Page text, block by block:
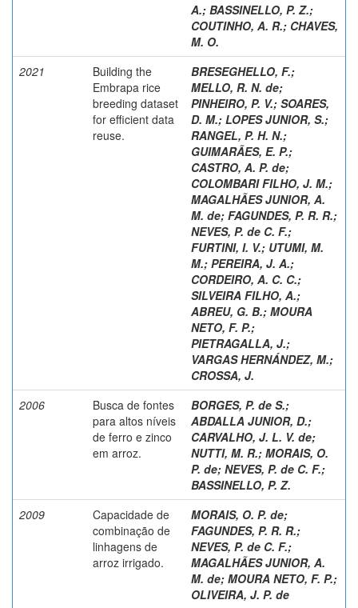
A.; BASSINELLO, P. Z.;
COUTINHO, A. R.; CHAVES,
M. O.
2021
Building the
Embrapa rice
breeding dataset
for efficient data
reuse.
BRESEGHELLO, F.;
MELLO, R. N. de;
PINHEIRO, P. V.; SOARES,
D. M.; LOPES JUNIOR, S.;
RANGEL, P. H. N.;
GUIMARÃES, E. P.;
CASTRO, A. P. de;
COLOMBARI FILHO, J. M.;
MAGALHÃES JUNIOR, A.
M. de; FAGUNDES, P. R. R.;
NEVES, P. de C. F.;
FURTINI, I. V.; UTUMI, M.
M.; PEREIRA, J. A.;
CORDEIRO, A. C. C.;
SILVEIRA FILHO, A.;
ABREU, G. B.; MOURA
NETO, F. P.;
PIETRAGALLA, J.;
VARGAS HERNÁNDEZ, M.;
CROSSA, J.
2006
Busca de fontes
para altos níveis
de ferro e zinco
em arroz.
BORGES, P. de S.;
ABDALLA JUNIOR, D.;
CARVALHO, J. L. V. de;
NUTTI, M. R.; MORAIS, O.
P. de; NEVES, P. de C. F.;
BASSINELLO, P. Z.
2009
Capacidade de
combinação de
linhagens de
arroz irrigado.
MORAIS, O. P. de;
FAGUNDES, P. R. R.;
NEVES, P. de C. F.;
MAGALHÃES JUNIOR, A.
M. de; MOURA NETO, F. P.;
OLIVEIRA, J. P. de